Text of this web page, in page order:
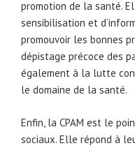
promotion de la santé.
sensibilisation et
promouvoir les bonnes
dépistage précoce des
également à la lutte
le domaine de la santé.
Enfin, la CPAM est le
sociaux. Elle répond à